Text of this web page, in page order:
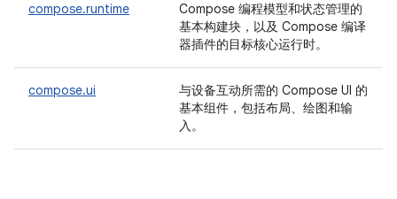
compose.runtime
Compose 编程模型和状态管理的
基本构建块，以及 Compose 编译
器插件的目标核心运行时。
compose.ui
与设备互动所需的 Compose UI 的
基本组件，包括布局、绘图和输
入。